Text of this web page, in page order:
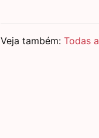
Veja também: Todas